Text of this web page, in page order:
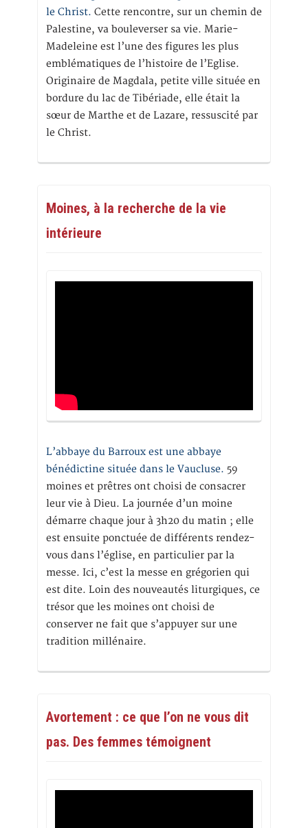
le Christ. Cette rencontre, sur un chemin de
Palestine, va bouleverser sa vie. Marie-
Madeleine est l’une des figures les plus
emblématiques de l’histoire de l’Eglise.
Originaire de Magdala, petite ville située en
bordure du lac de Tibériade, elle était la
sœur de Marthe et de Lazare, ressuscité par
le Christ.
Moines, à la recherche de la vie
intérieure
L’abbaye du Barroux est une abbaye
bénédictine située dans le Vaucluse. 59
moines et prêtres ont choisi de consacrer
leur vie à Dieu. La journée d’un moine
démarre chaque jour à 3h20 du matin ; elle
est ensuite ponctuée de différents rendez-
vous dans l’église, en particulier par la
messe. Ici, c’est la messe en grégorien qui
est dite. Loin des nouveautés liturgiques, ce
trésor que les moines ont choisi de
conserver ne fait que s’appuyer sur une
tradition millénaire.
Avortement : ce que l’on ne vous dit
pas. Des femmes témoignent